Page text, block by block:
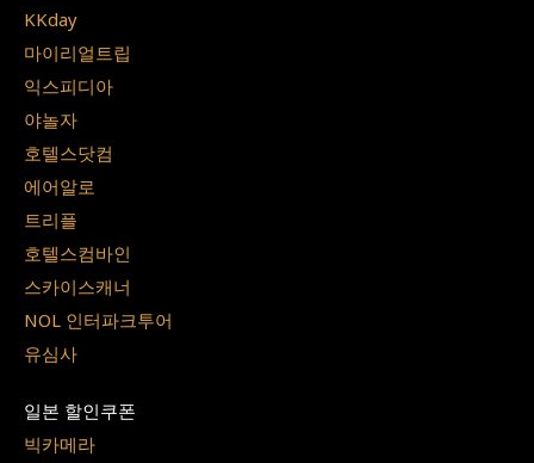
KKday
마이리얼트립
익스피디아
야놀자
호텔스닷컴
에어알로
트리플
호텔스컴바인
스카이스캐너
NOL 인터파크투어
유심사
일본 할인쿠폰
빅카메라